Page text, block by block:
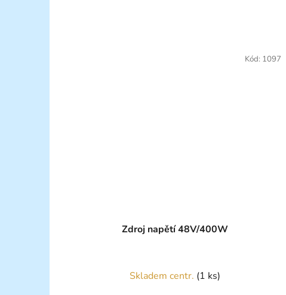
Zdroj napětí 48V/400W
Skladem centr. (1 ks)
Kód: 1097